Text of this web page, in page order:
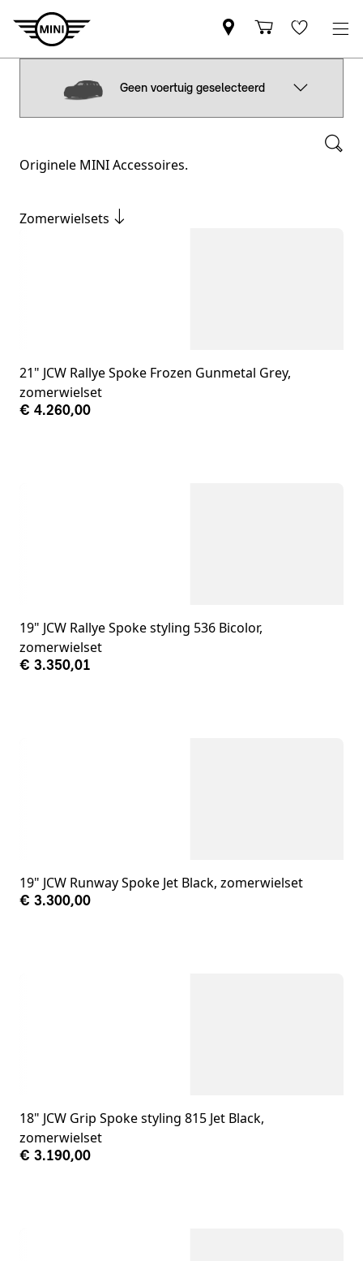
Geen voertuig geselecteerd
Originele MINI Accessoires.
Zomerwielsets
21" JCW Rallye Spoke Frozen Gunmetal Grey,
zomerwielset
€ 4.260,00
19" JCW Rallye Spoke styling 536 Bicolor,
zomerwielset
€ 3.350,01
19" JCW Runway Spoke Jet Black, zomerwielset
€ 3.300,00
18" JCW Grip Spoke styling 815 Jet Black,
zomerwielset
€ 3.190,00